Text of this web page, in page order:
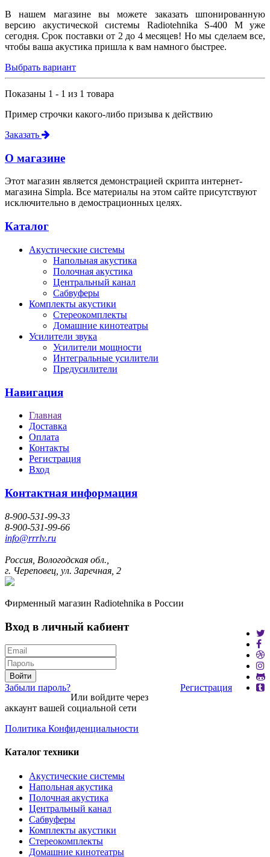
В нашем магазине вы можете заказать шпонированную
версию акустической системы Radiotehnika S-400 M уже
сегодня. Срок поставки от 2 до 4 месяцев! Но мы сделаем все,
чтобы ваша акустика пришла к вам намного быстрее.
Выбрать вариант
Показаны 1 - 1 из 1 товара
Пример строчки какого-либо призыва к действию
Заказать
О магазине
Этот магазин является демонстрацией скрипта интернет-
магазина Simpla. Все материалы на этом сайте присутствуют
исключительно в демострационных целях.
Каталог
Акустические системы
Напольная акустика
Полочная акустика
Центральный канал
Сабвуферы
Комплекты акустики
Стереокомплекты
Домашние кинотеатры
Усилители звука
Усилители мощности
Интегральные усилители
Предусилители
Навигация
Главная
Доставка
Оплата
Контакты
Регистрация
Вход
Контактная информация
8-900-531-99-33
8-900-531-99-66
info@rrrlv.ru
Россия, Вологодская обл.,
г. Череповец, ул. Заречная, 2
Фирменный магазин Radiotehnika в России
Вход в личный кабиент
Войти
Забыли пароль?
Регистрация
Или войдите через
аккаунт вашей социальной сети
Политика Конфиденциальности
Каталог техники
Акустические системы
Напольная акустика
Полочная акустика
Центральный канал
Сабвуферы
Комплекты акустики
Стереокомплекты
Домашние кинотеатры